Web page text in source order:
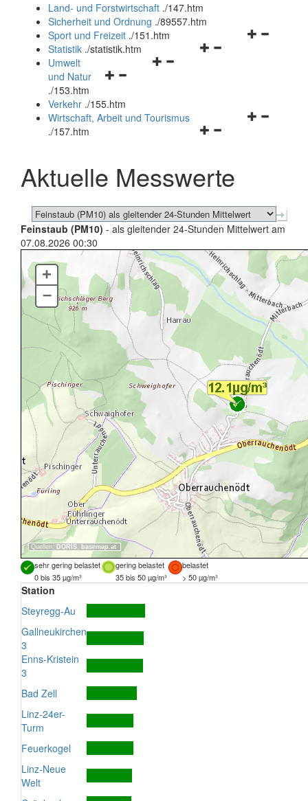
und
schließen
Land- und Forstwirtschaft ./147.htm
Sicherheit und Ordnung ./89557.htm
Navigationsmenü
Sport und Freizeit ./151.htm
Navigationsmenü
Statistik ./statistik.htm
Navigationsmenü
und
schließen
Umwelt
und Natur
./153.htm
Verkehr ./155.htm
Navigationsmenü
schließen
Wirtschaft, Arbeit und Tourismus
./157.htm
Aktuelle Messwerte
Feinstaub (PM10) - als gleitender 24-Stunden Mittelwert am
07.08.2026 00:30
Quellen: DORIS, basemap.at
+
–
sehr gering belastet gering belastet
belastet
0 bis 35 µg/m³
35 bis 50 µg/m³ > 50 µg/m³
Station
Steyregg-Au
Gallneukirchen
3
Enns-Kristein
3
Bad Zell
Linz-24er-
Turm
Feuerkogel
Linz-Neue
Welt